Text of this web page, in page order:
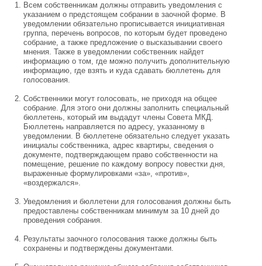
Всем собственникам должны отправить уведомления с
указанием о предстоящем собрании в заочной форме. В
уведомлении обязательно прописывается инициативная
группа, перечень вопросов, по которым будет проведено
собрание, а также предложение о высказывании своего
мнения. Также в уведомлении собственник найдет
информацию о том, где можно получить дополнительную
информацию, где взять и куда сдавать бюллетень для
голосования.
Собственники могут голосовать, не приходя на общее
собрание. Для этого они должны заполнить специальный
бюллетень, который им выдадут члены Совета МКД.
Бюллетень направляется по адресу, указанному в
уведомлении. В бюллетене обязательно следует указать
инициалы собственника, адрес квартиры, сведения о
документе, подтверждающем право собственности на
помещение, решение по каждому вопросу повестки дня,
выраженные формулировками «за», «против»,
«воздержался».
Уведомления и бюллетени для голосования должны быть
предоставлены собственникам минимум за 10 дней до
проведения собрания.
Результаты заочного голосования также должны быть
сохранены и подтверждены документами.